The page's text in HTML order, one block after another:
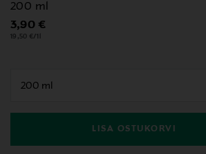
200 ml
Original Price
3,90 €
19,50 €/1l
LISA OSTUKORVI